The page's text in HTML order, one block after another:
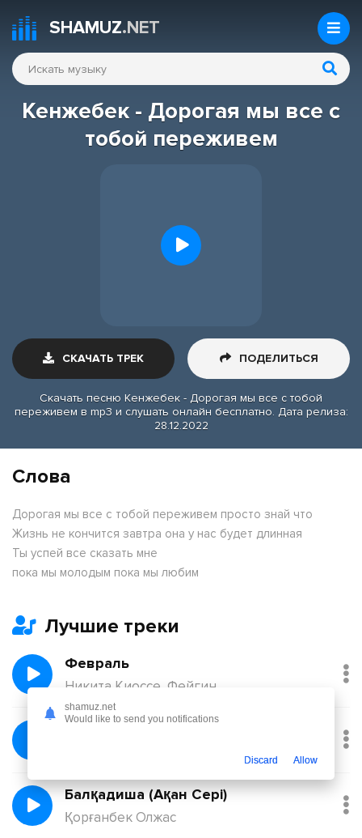
SHAMUZ.NET
Кенжебек - Дорогая мы все с
тобой переживем
СКАЧАТЬ ТРЕК ПОДЕЛИТЬСЯ
Скачать песню Кенжебек - Дорогая мы все с тобой
переживем в mp3 и слушать онлайн бесплатно. Дата релиза:
28.12.2022
Слова
Дорогая мы все с тобой переживем просто знай что
Жизнь не кончится завтра она у нас будет длинная
Ты успей все сказать мне
пока мы молодым пока мы любим
Лучшие треки
Февраль
Никита Киоссе, Фейгин
Балқадиша (Ақан Сері)
Қорғанбек Олжас
shamuz.net
Would like to send you notifications
Discard Allow